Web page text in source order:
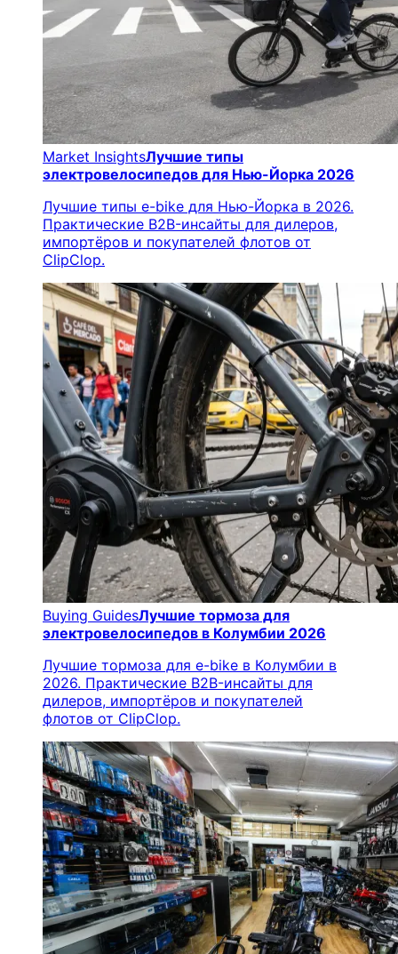
Market InsightsЛучшие типы
электровелосипедов для Нью-Йорка 2026
Лучшие типы e-bike для Нью-Йорка в 2026.
Практические B2B-инсайты для дилеров,
импортёров и покупателей флотов от
ClipClop.
Buying GuidesЛучшие тормоза для
электровелосипедов в Колумбии 2026
Лучшие тормоза для e-bike в Колумбии в
2026. Практические B2B-инсайты для
дилеров, импортёров и покупателей
флотов от ClipClop.